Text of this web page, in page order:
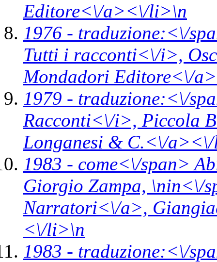
Editore<\/a><\/li>\n
1976 - traduzione:<\/
Tutti i racconti<\/i>,
Mondadori Editore<\/
1979 - traduzione:<\/
Racconti<\/i>, Piccola
Longanesi & C.<\/
1983 - come<\/span>
Giorgio Zampa, \nin<\/
Narratori<\/a>,
<\/li>\n
1983 - traduzione:<\/